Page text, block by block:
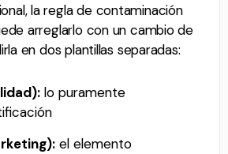
la regla de contaminación
arreglarlo con un cambio de
en dos plantillas separadas:
lo puramente
el elemento